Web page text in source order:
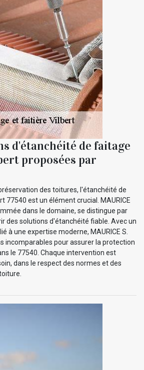
d'étanchéité de faitage
proposées par
des toitures, l'étanchéité de
77540 est un élément crucial. MAURICE
dans le domaine, se distingue par
des solutions d'étanchéité fiable. Avec un
à une expertise moderne, MAURICE S.
incomparables pour assurer la protection
le 77540. Chaque intervention est
dans le respect des normes et des